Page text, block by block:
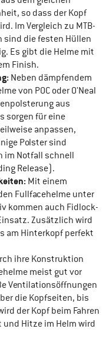
so dass der Kopf
Im Vergleich zu MTB-
sind die festen Hüllen
Es gibt die Helme mit
Finish.
Neben dämpfendem
von POC oder O'Neal
aus
sorgen für eine
anpassen,
Polster sind
im Notfall schnell
Release).
Mit einem
Fullfacehelme unter
kommen auch Fidlock-
Zusätzlich wird
am Hinterkopf perfekt
ihre Konstruktion
meist gut vor
Ventilationsöffnungen
die Kopfseiten, bis
der Kopf beim Fahren
Hitze im Helm wird